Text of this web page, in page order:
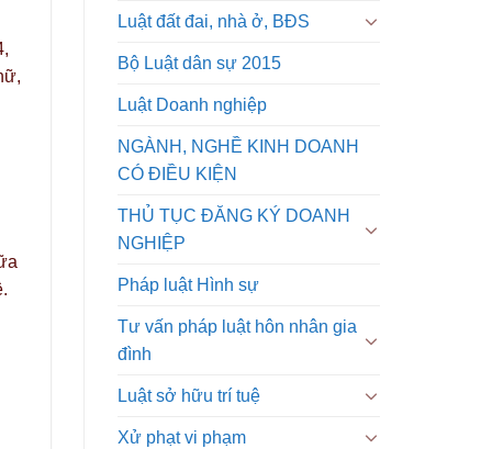
Luật đất đai, nhà ở, BĐS
Bộ Luật dân sự 2015
Luật Doanh nghiệp
NGÀNH, NGHỀ KINH DOANH
CÓ ĐIỀU KIỆN
THỦ TỤC ĐĂNG KÝ DOANH
NGHIỆP
Pháp luật Hình sự
Tư vấn pháp luật hôn nhân gia
đình
Luật sở hữu trí tuệ
Xử phạt vi phạm